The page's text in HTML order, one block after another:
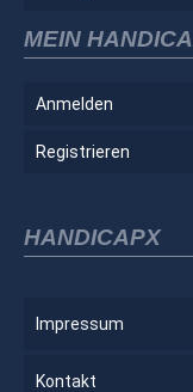
MEIN
Anmelden
Registrieren
HANDICAPX
Impressum
Kontakt